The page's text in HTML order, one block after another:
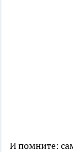
И помните: